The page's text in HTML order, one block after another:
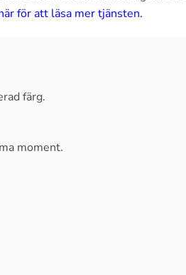
för att läsa mer tjänsten.
färg.
moment.